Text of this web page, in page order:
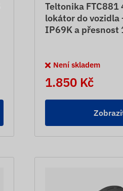
Teltonika FTC881
lokátor do vozidla
IP69K a přesnost
Není skladem
1.850 Kč